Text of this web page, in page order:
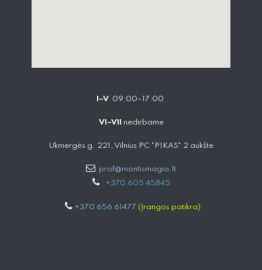
I–V 09:00–17:00
VI–VII nedirbame
Ukmergės g. 221, Vilnius PC "PIKAS" 2 aukšte
prof@montismagia.lt
+370 605 4584​5
+370 656 61477 (Įrangos patikra)